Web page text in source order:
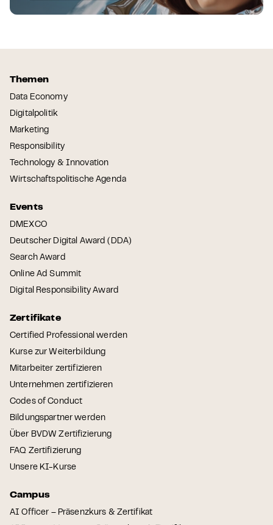
Themen
Data Economy
Digitalpolitik
Marketing
Responsibility
Technology & Innovation
Wirtschaftspolitische Agenda
Events
DMEXCO
Deutscher Digital Award (DDA)
Search Award
Online Ad Summit
Digital Responsibility Award
Zertifikate
Certified Professional werden
Kurse zur Weiterbildung
Mitarbeiter zertifizieren
Unternehmen zertifizieren
Codes of Conduct
Bildungspartner werden
Über BVDW Zertifizierung
FAQ Zertifizierung
Unsere KI-Kurse
Campus
AI Officer – Präsenzkurs & Zertifikat